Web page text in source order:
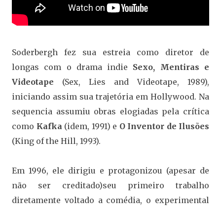
Soderbergh fez sua estreia como diretor de
longas com o drama indie Sexo, Mentiras e
Videotape (Sex, Lies and Videotape, 1989),
iniciando assim sua trajetória em Hollywood. Na
sequencia assumiu obras elogiadas pela crítica
como Kafka (idem, 1991) e O Inventor de Ilusões
(King of the Hill, 1993).
Em 1996, ele dirigiu e protagonizou (apesar de
não ser creditado)seu primeiro trabalho
diretamente voltado a comédia, o experimental